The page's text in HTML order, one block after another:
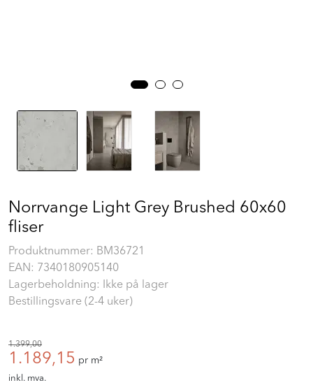
Norrvange Light Grey Brushed 60x60
fliser
Produktnummer: BM36721
EAN: 7340180905140
Lagerbeholdning: Ikke på lager
Bestillingsvare (2-4 uker)
1.399,00
1.189,15 pr m²
inkl. mva.